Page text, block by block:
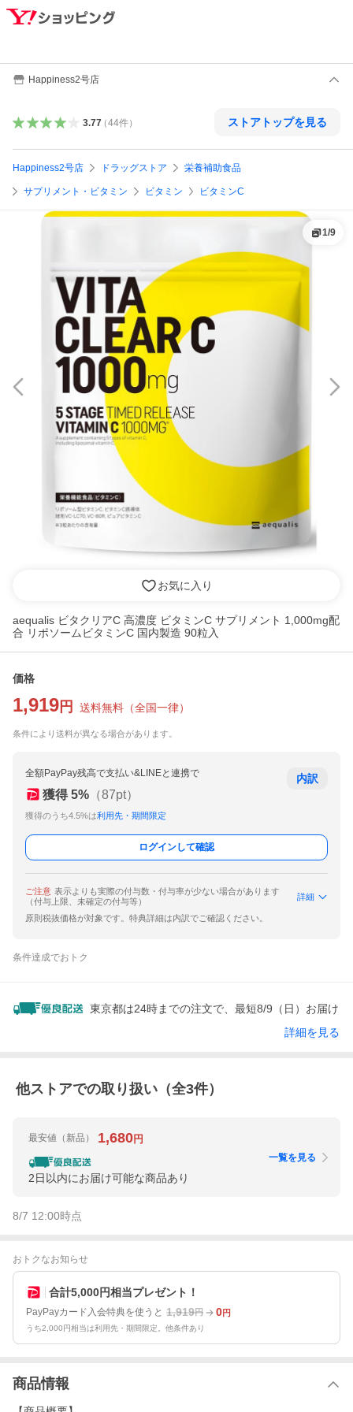
Happiness2号店
3.77（44件） ストアトップを見る
Happiness2号店 ドラッグストア 栄養補助食品
サプリメント・ビタミン ビタミン ビタミンC
1/9
お気に入り
aequalis ビタクリアC 高濃度 ビタミンC サプリメント 1,000mg配
合 リポソームビタミンC 国内製造 90粒入
価格
1,919 円 送料無料 （全国一律）
条件により送料が異なる場合があります。
全額PayPay残高で支払い&LINEと連携で
獲得 5% （87pt）
獲得のうち4.5%は利用先・期間限定
内訳
ログインして確認
ご注意 表示よりも実際の付与数・付与率が少ない場合があります
（付与上限、未確定の付与等）
詳細
原則税抜価格が対象です。特典詳細は内訳でご確認ください。
条件達成でおトク
東京都は24時までの注文で、最短8/9（日）お届け
詳細を見る
他ストアでの取り扱い（全3件）
最安値 （新品） 1,680円
2日以内にお届け可能な商品あり
一覧を見る
8/7 12:00時点
おトクなお知らせ
合計5,000円相当プレゼント！
PayPayカード入会特典を使うと 1,919円 0円
うち2,000円相当は利用先・期間限定。他条件あり
商品情報